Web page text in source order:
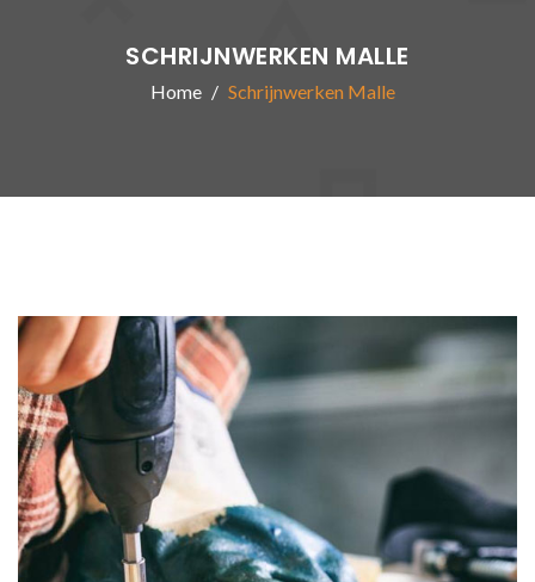
SCHRIJNWERKEN MALLE
Home Schrijnwerken Malle